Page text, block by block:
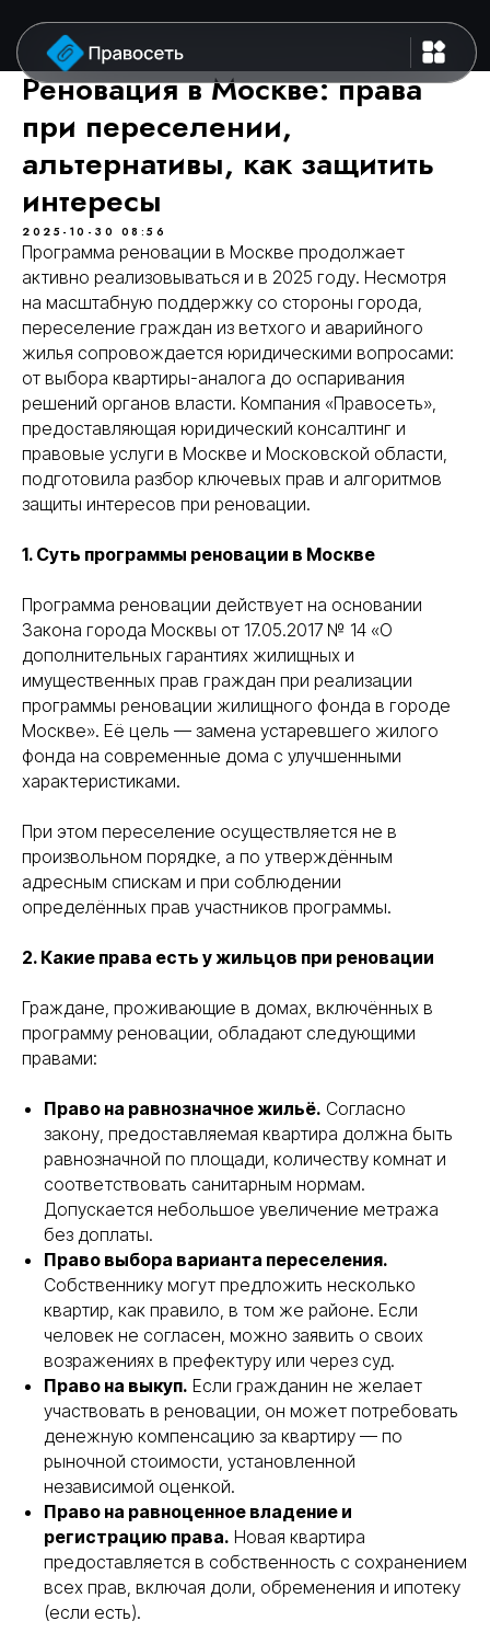
Реновация в Москве: права
при переселении,
альтернативы, как защитить
интересы
2025-10-30 08:56
Программа реновации в Москве продолжает
активно реализовываться и в 2025 году. Несмотря
на масштабную поддержку со стороны города,
переселение граждан из ветхого и аварийного
жилья сопровождается юридическими вопросами:
от выбора квартиры-аналога до оспаривания
решений органов власти. Компания «Правосеть»,
предоставляющая юридический консалтинг и
правовые услуги в Москве и Московской области,
подготовила разбор ключевых прав и алгоритмов
защиты интересов при реновации.
1. Суть программы реновации в Москве
Программа реновации действует на основании
Закона города Москвы от 17.05.2017 № 14 «О
дополнительных гарантиях жилищных и
имущественных прав граждан при реализации
программы реновации жилищного фонда в городе
Москве». Её цель — замена устаревшего жилого
фонда на современные дома с улучшенными
характеристиками.
При этом переселение осуществляется не в
произвольном порядке, а по утверждённым
адресным спискам и при соблюдении
определённых прав участников программы.
2. Какие права есть у жильцов при реновации
Граждане, проживающие в домах, включённых в
программу реновации, обладают следующими
правами:
Право на равнозначное жильё. Согласно
закону, предоставляемая квартира должна быть
равнозначной по площади, количеству комнат и
соответствовать санитарным нормам.
Допускается небольшое увеличение метража
без доплаты.
Право выбора варианта переселения.
Собственнику могут предложить несколько
квартир, как правило, в том же районе. Если
человек не согласен, можно заявить о своих
возражениях в префектуру или через суд.
Право на выкуп. Если гражданин не желает
участвовать в реновации, он может потребовать
денежную компенсацию за квартиру — по
рыночной стоимости, установленной
независимой оценкой.
Право на равноценное владение и
регистрацию права. Новая квартира
предоставляется в собственность с сохранением
всех прав, включая доли, обременения и ипотеку
(если есть).